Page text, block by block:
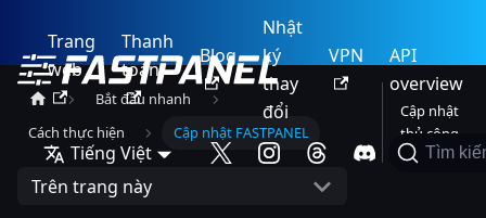
Trang
web
Thanh
toán
Blog
Nhật
ký
thay
đổi
VPN
API
overview
Tiếng Việt Tìm
Bắt đầu nhanh
Cách thực hiện
Cập nhật FASTPANEL
Trên trang này
Cập nhật
thủ công